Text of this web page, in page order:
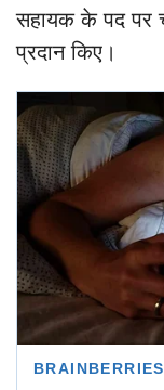
सहायक के पद पर
प्रदान किए।